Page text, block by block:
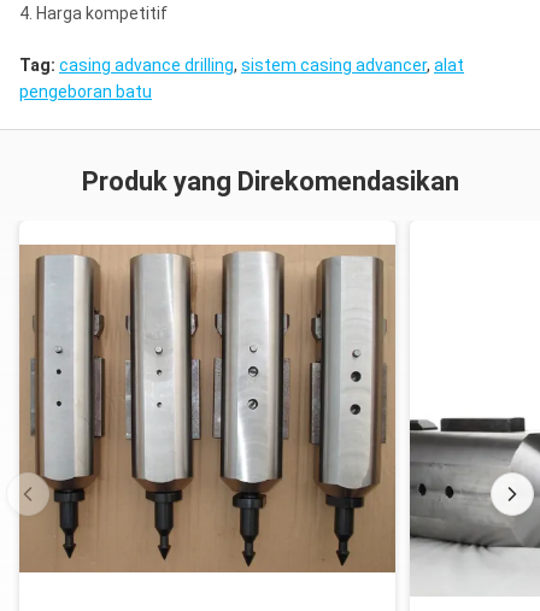
4. Harga kompetitif
Tag: casing advance drilling, sistem casing advancer, alat
pengeboran batu
Produk yang Direkomendasikan